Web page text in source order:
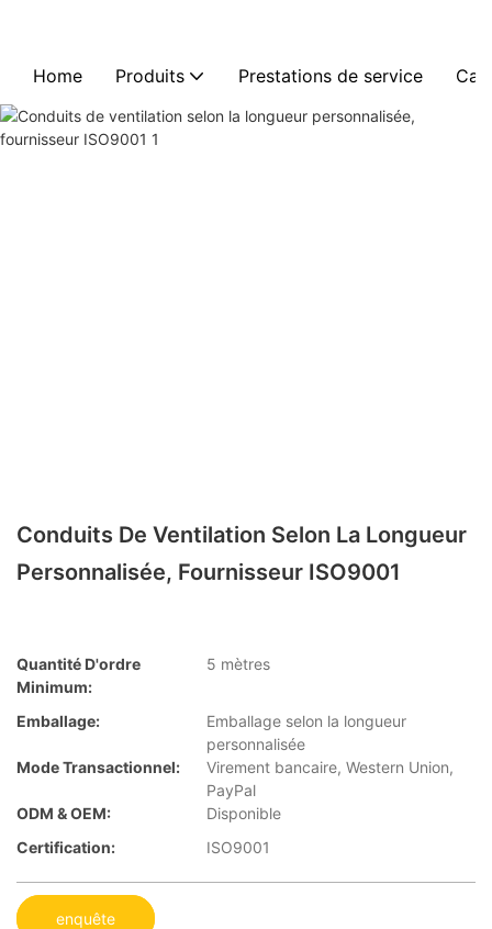
Home Produits Prestations de service Cas
Conduits De Ventilation Selon La Longueur
Personnalisée, Fournisseur ISO9001
Quantité D'ordre
Minimum:
5 mètres
Emballage:
Emballage selon la longueur
personnalisée
Mode Transactionnel:
Virement bancaire, Western Union,
PayPal
ODM & OEM:
Disponible
Certification:
ISO9001
enquête